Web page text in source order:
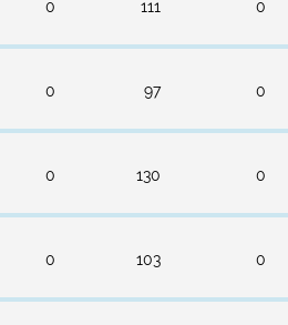
0 111 0
0 97 0
0 130 0
0 103 0